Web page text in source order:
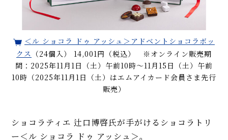
＜ル ショコラ ドゥ アッシュ＞アドベントショコラボッ
クス （24個入） 14,001円（税込） ※オンライン販売期
間：2025年11月1日（土）午前10時～11月15日（土）午前
10時（2025年11月1日（土）はエムアイカード会員さま先行
販売）
ショコラティエ 辻口博啓氏が手がけるショコラトリ
ー＜ル ショコラ ドゥ アッシュ＞。